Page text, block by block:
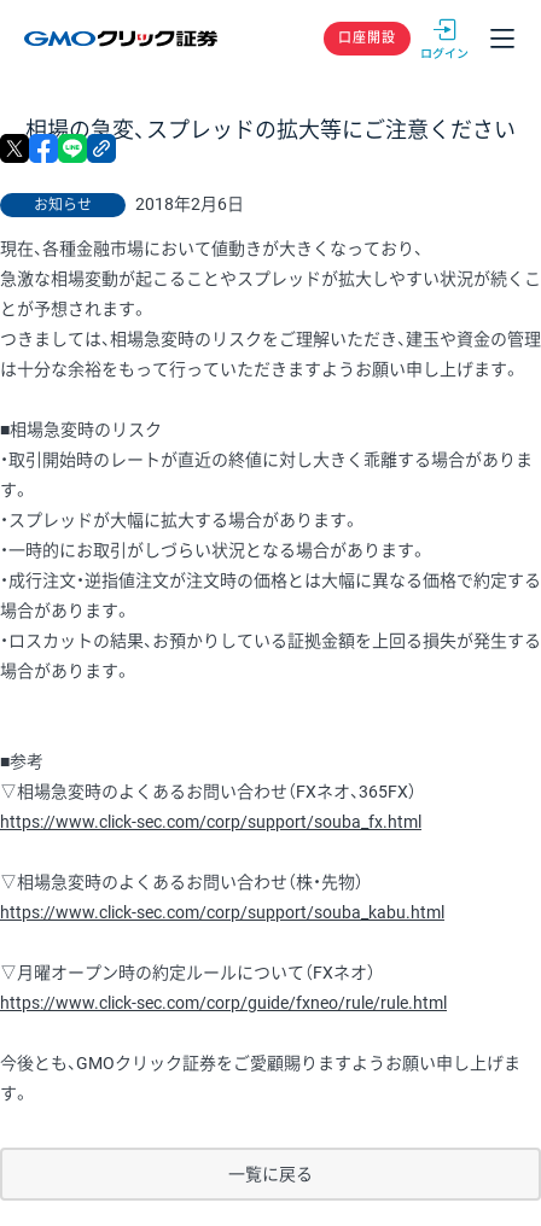
GMOクリック
口座開設
相場の急変、スプレッドの拡大等にご注意ください
お知らせ 2018年2月6日
X facebook
現在、各種金融市場において値動きが大きくなっており、
急激な相場変動が起こることやスプレッドが拡大しやすい状況が続くこ
とが予想されます。
つきましては、相場急変時のリスクをご理解いただき、建玉や資金の管理
は十分な余裕をもって行っていただきますようお願い申し上げます。
■相場急変時のリスク
・取引開始時のレートが直近の終値に対し大きく乖離する場合がありま
す。
・スプレッドが大幅に拡大する場合があります。
・一時的にお取引がしづらい状況となる場合があります。
・成行注文・逆指値注文が注文時の価格とは大幅に異なる価格で約定する
場合があります。
・ロスカットの結果、お預かりしている証拠金額を上回る損失が発生する
場合があります。
■参考
▽相場急変時のよくあるお問い合わせ（FXネオ、365FX）
https://www.click-sec.com/corp/support/souba_fx.html
▽相場急変時のよくあるお問い合わせ（株・先物）
https://www.click-sec.com/corp/support/souba_kabu.html
▽月曜オープン時の約定ルールについて（FXネオ）
https://www.click-sec.com/corp/guide/fxneo/rule/rule.html
今後とも、GMOクリック証券をご愛顧賜りますようお願い申し上げま
す。
一覧に戻る